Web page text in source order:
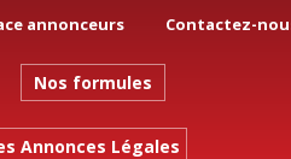
annonceurs Contactez-
Nos formules
Annonces Légales